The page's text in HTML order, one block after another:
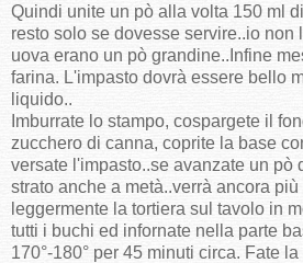
Quindi unite un pò alla volta 150 ml
resto solo se dovesse servire..io non
uova erano un pò grandine..Infine
farina. L'impasto dovrà essere bello
liquido..
Imburrate lo stampo, cospargete il
zucchero di canna, coprite la base
versate l'impasto..se avanzate un pò
strato anche a metà..verrà ancora
leggermente la tortiera sul tavolo in
tutti i buchi ed infornate nella parte
170°-180° per 45 minuti circa. Fate